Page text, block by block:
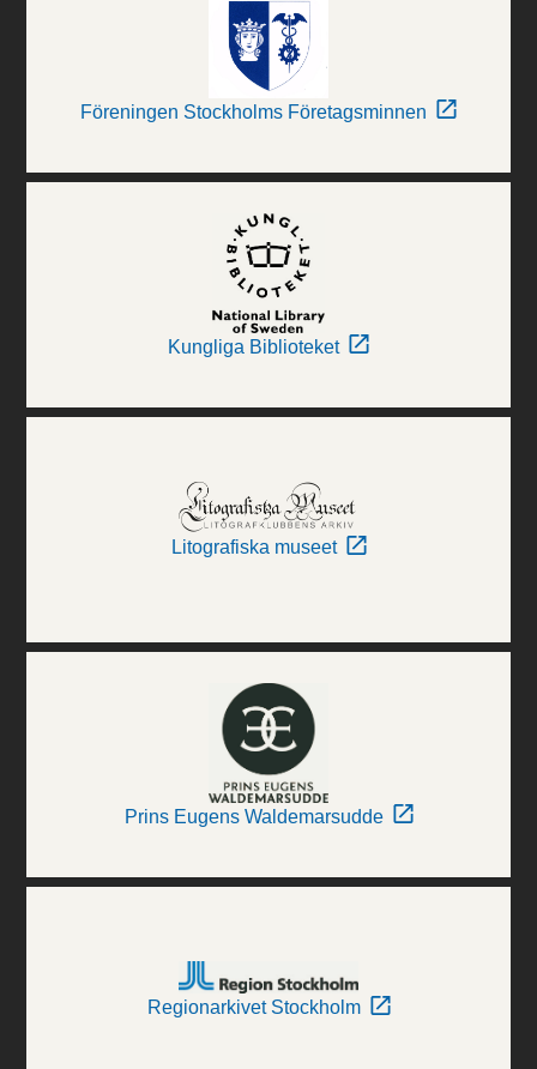
Föreningen Stockholms Företagsminnen
Kungliga Biblioteket
Litografiska museet
Prins Eugens Waldemarsudde
Regionarkivet Stockholm